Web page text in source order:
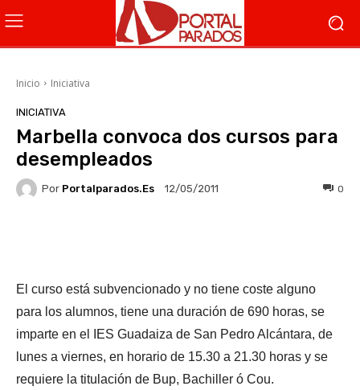
Inicio Iniciativa
INICIATIVA
Marbella convoca dos cursos para
desempleados
Por Portalparados.es 12/05/2011 0
El curso está subvencionado y no tiene coste alguno
para los alumnos, tiene una duración de 690 horas, se
imparte en el IES Guadaiza de San Pedro Alcántara, de
lunes a viernes, en horario de 15.30 a 21.30 horas y se
requiere la titulación de Bup, Bachiller ó Cou.